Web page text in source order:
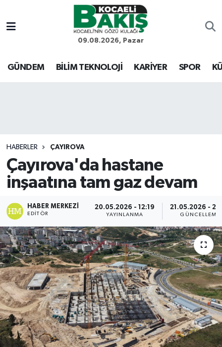
09.08.2026, Pazar
GÜNDEM BİLİM TEKNOLOJİ KARİYER SPOR
HABERLER ÇAYIROVA
Çayırova'da hastane
inşaatına tam gaz devam
HABER MERKEZI
EDITÖR
20.05.2026 - 12:19
YAYINLANMA
21.05.2026 -
GÜNCELLEME
Kocaeli Nöbetçi Eczaneler
Kocaeli Hava Durumu
Son Dakika Haberleri
Haber Arşivi